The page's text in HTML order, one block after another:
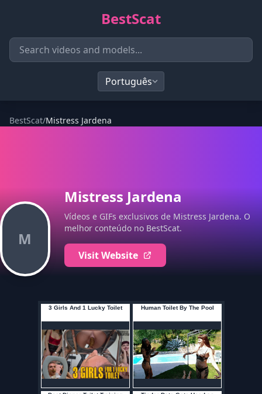
BestScat
BestScat/Mistress Jardena
M
Mistress Jardena
Vídeos e GIFs exclusivos de Mistress Jardena. O
melhor conteúdo no BestScat.
Visit Website